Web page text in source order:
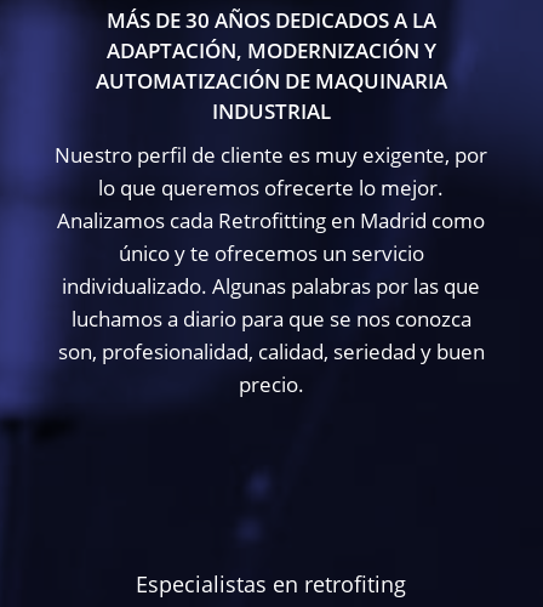
MÁS DE 30 AÑOS DEDICADOS A LA
ADAPTACIÓN, MODERNIZACIÓN Y
AUTOMATIZACIÓN DE MAQUINARIA
INDUSTRIAL
Nuestro perfil de cliente es muy exigente, por
lo que queremos ofrecerte lo mejor.
Analizamos cada Retrofitting en Madrid como
único y te ofrecemos un servicio
individualizado. Algunas palabras por las que
luchamos a diario para que se nos conozca
son, profesionalidad, calidad, seriedad y buen
precio.
Especialistas en retrofiting